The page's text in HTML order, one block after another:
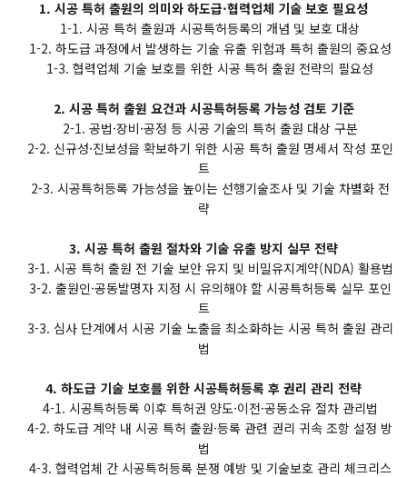
1. 시공 특허 출원의 의미와 하도급·협력업체 기술 보호 필요성
1-1. 시공 특허 출원과 시공특허등록의 개념 및 보호 대상
1-2. 하도급 과정에서 발생하는 기술 유출 위험과 특허 출원의 중요성
1-3. 협력업체 기술 보호를 위한 시공 특허 출원 전략의 필요성
2. 시공 특허 출원 요건과 시공특허등록 가능성 검토 기준
2-1. 공법·장비·공정 등 시공 기술의 특허 출원 대상 구분
2-2. 신규성·진보성을 확보하기 위한 시공 특허 출원 명세서 작성 포인
트
2-3. 시공특허등록 가능성을 높이는 선행기술조사 및 기술 차별화 전
략
3. 시공 특허 출원 절차와 기술 유출 방지 실무 전략
3-1. 시공 특허 출원 전 기술 보안 유지 및 비밀유지계약(NDA) 활용법
3-2. 출원인·공동발명자 지정 시 유의해야 할 시공특허등록 실무 포인
트
3-3. 심사 단계에서 시공 기술 노출을 최소화하는 시공 특허 출원 관리
법
4. 하도급 기술 보호를 위한 시공특허등록 후 권리 관리 전략
4-1. 시공특허등록 이후 특허권 양도·이전·공동소유 절차 관리법
4-2. 하도급 계약 내 시공 특허 출원·등록 관련 권리 귀속 조항 설정 방
법
4-3. 협력업체 간 시공특허등록 분쟁 예방 및 기술보호 관리 체크리스